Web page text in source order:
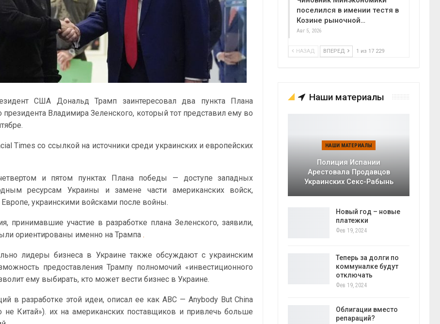
США Дональд Трамп заинтересовал два пункта Плана
Владимира Зеленского, который тот представил ему во
Times со ссылкой на источники среди украинских и европейских
и пятом пунктах Плана победы — доступе западных
ресурсам Украины и замене части американских войск,
украинскими войсками после войны.
принимавшие участие в разработке плана Зеленского, заявили,
ориентированы именно на Трампа.
лидеры бизнеса в Украине также обсуждают с украинским
предоставления Трампу полномочий «инвестиционного
ему выбирать, кто может вести бизнес в Украине.
в разработке этой идеи, описал ее как ABC — Anybody But China
не Китай»). их на американских поставщиков и привлечь больше
поселился в имении тестя в
Козине рыночной…
Авг 5, 2026
НАЗАД ВПЕРЕД 1 из 17 229
Наши материалы
НАШИ МАТЕРИАЛЫ
Полиция Испании
Арестовала Продавцов
Украинских Секс-Рабынь
Новый год – новые
платежки
Фев 19, 2024
Теперь за долги по
коммуналке будут
отключать
Фев 19, 2024
Облигации вместо
репараций?